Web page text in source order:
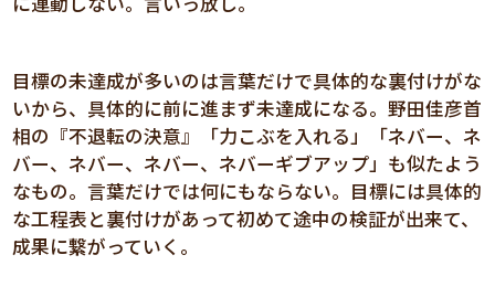
目標の未達成が多いのは言葉だけで具体的な裏付けがな
いから、具体的に前に進まず未達成になる。野田佳彦首
相の『不退転の決意』「力こぶを入れる」「ネバー、ネ
バー、ネバー、ネバー、ネバーギブアップ」も似たよう
なもの。言葉だけでは何にもならない。目標には具体的
な工程表と裏付けがあって初めて途中の検証が出来て、
成果に繋がっていく。